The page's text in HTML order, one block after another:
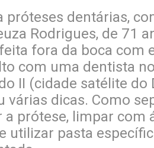
próteses dentárias,
Rodrigues, de 71
fora da boca com
com uma dentista
II (cidade satélite do
várias dicas. Como
a prótese, limpar com
utilizar pasta